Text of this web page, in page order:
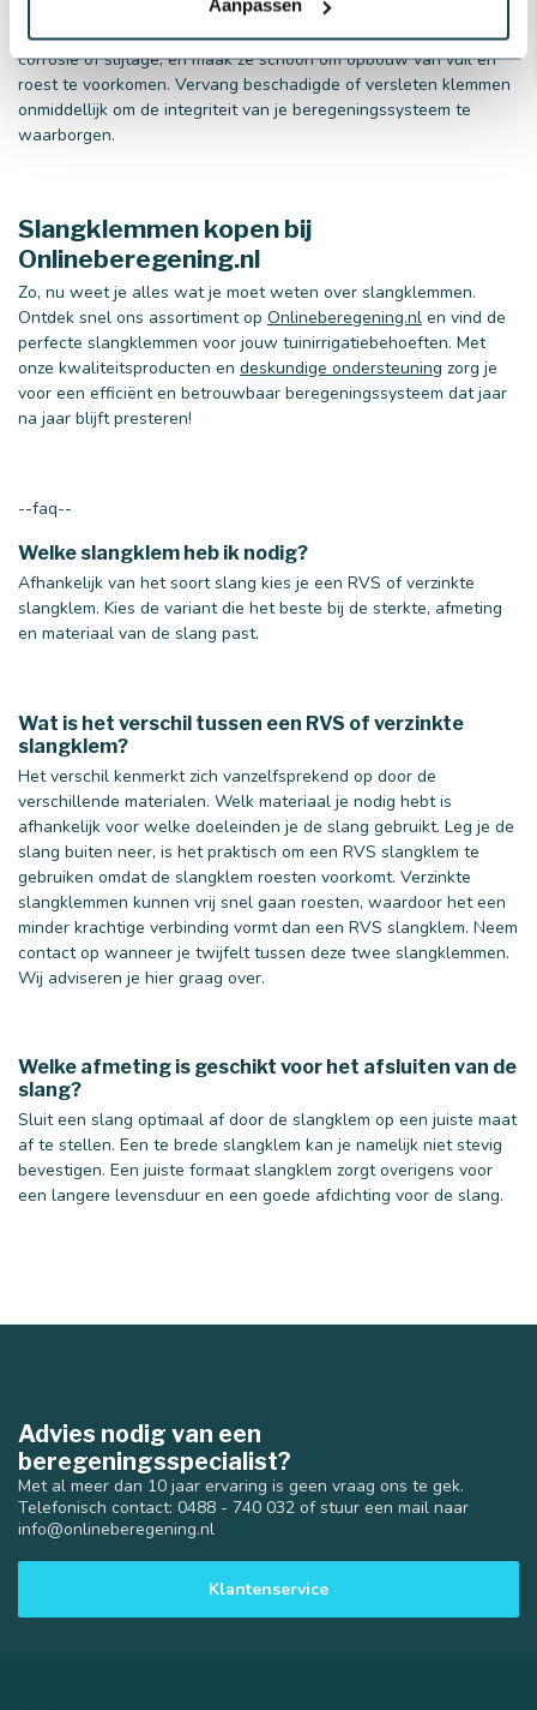
Aanpassen
aandraaien, wat de slang kan vervormen of beschadigen. Voor
onderhoud, controleer de klemmen regelmatig op tekenen van
corrosie of slijtage, en maak ze schoon om opbouw van vuil en
roest te voorkomen. Vervang beschadigde of versleten klemmen
onmiddellijk om de integriteit van je beregeningssysteem te
waarborgen.
Slangklemmen kopen bij
Onlineberegening.nl
Zo, nu weet je alles wat je moet weten over slangklemmen.
Ontdek snel ons assortiment op Onlineberegening.nl en vind de
perfecte slangklemmen voor jouw tuinirrigatiebehoeften. Met
onze kwaliteitsproducten en deskundige ondersteuning zorg je
voor een efficiënt en betrouwbaar beregeningssysteem dat jaar
na jaar blijft presteren!
--faq--
Welke slangklem heb ik nodig?
Afhankelijk van het soort slang kies je een RVS of verzinkte
slangklem. Kies de variant die het beste bij de sterkte, afmeting
en materiaal van de slang past.
Wat is het verschil tussen een RVS of verzinkte
slangklem?
Het verschil kenmerkt zich vanzelfsprekend op door de
verschillende materialen. Welk materiaal je nodig hebt is
afhankelijk voor welke doeleinden je de slang gebruikt. Leg je de
slang buiten neer, is het praktisch om een RVS slangklem te
gebruiken omdat de slangklem roesten voorkomt. Verzinkte
slangklemmen kunnen vrij snel gaan roesten, waardoor het een
minder krachtige verbinding vormt dan een RVS slangklem. Neem
contact op wanneer je twijfelt tussen deze twee slangklemmen.
Wij adviseren je hier graag over.
Welke afmeting is geschikt voor het afsluiten van de
slang?
Sluit een slang optimaal af door de slangklem op een juiste maat
af te stellen. Een te brede slangklem kan je namelijk niet stevig
bevestigen. Een juiste formaat slangklem zorgt overigens voor
een langere levensduur en een goede afdichting voor de slang.
40 mm 50 mm
Advies nodig van een
beregeningsspecialist?
Met al meer dan 10 jaar ervaring is geen vraag ons te gek.
Telefonisch contact: 0488 - 740 032 of stuur een mail naar
info@onlineberegening.nl
Klantenservice